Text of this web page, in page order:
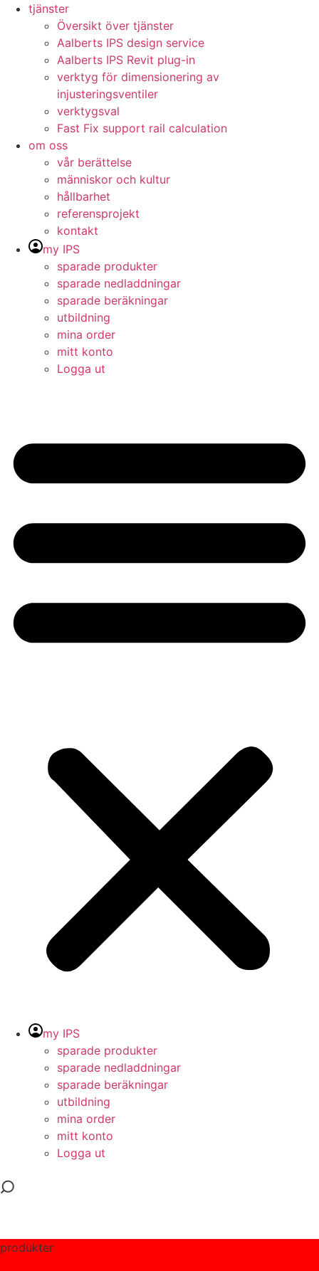
tjänster
Översikt över tjänster
Aalberts IPS design service
Aalberts IPS Revit plug-in
verktyg för dimensionering av
injusteringsventiler
verktygsval
Fast Fix support rail calculation
om oss
vår berättelse
människor och kultur
hållbarhet
referensprojekt
kontakt
my IPS
sparade produkter
sparade nedladdningar
sparade beräkningar
utbildning
mina order
mitt konto
Logga ut
my IPS
sparade produkter
sparade nedladdningar
sparade beräkningar
utbildning
mina order
mitt konto
Logga ut
produkter